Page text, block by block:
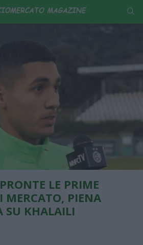
LE PRIME
MERCATO, PIENA
SU KHALAILI